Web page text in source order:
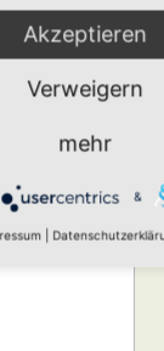
verschickt, verwende
die E-Mail wird deine E-
Akzeptieren
Verweigern
mehr
&